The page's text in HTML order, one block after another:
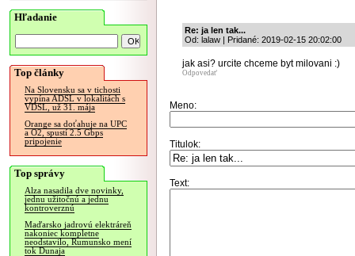
Hľadanie
Top články
Na Slovensku sa v tichosti
vypína ADSL v lokalitách s
VDSL, už 31. mája
Orange sa doťahuje na UPC
a O2, spustí 2.5 Gbps
pripojenie
Top správy
Alza nasadila dve novinky,
jednu užitočnú a jednu
kontroverznú
Maďarsko jadrovú elektráreň
nakoniec kompletne
neodstavilo, Rumunsko mení
tok Dunaja
Re: ja len tak...
Od: lalaw | Pridané: 2019-02-15 20:02:00
jak asi? urcite chceme byt milovani :)
Odpovedať
Meno:
Titulok:
Text: